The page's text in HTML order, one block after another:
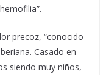
precoz, “conocido
Casado en
siendo muy niños,